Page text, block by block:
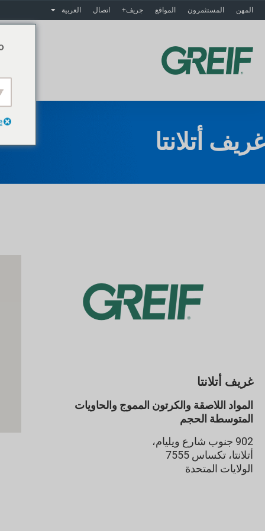
المهن المستثمرون المواقع جريف+ اتصال العربية
غريف أتلانتا
غريف أتلانتا
المواد اللاصقة والكرتون المموج والحاويات
المتوسطة الحجم
902 جنوب شارع ويليام،
أتلانتا، تكساس 7555
الولايات المتحدة